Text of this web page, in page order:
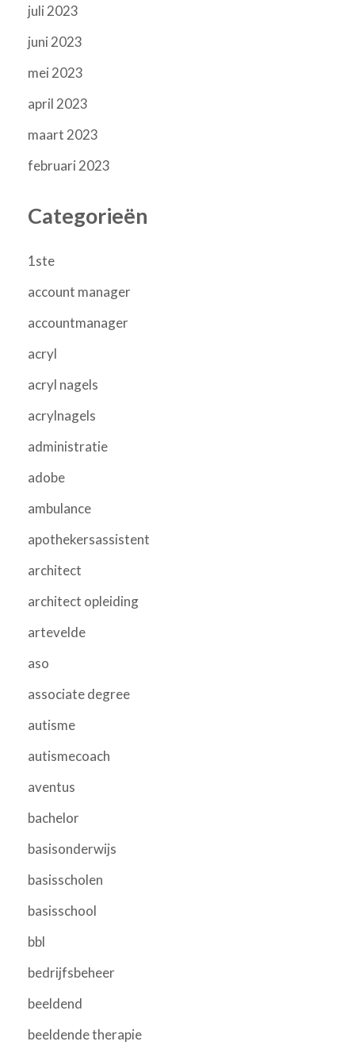
juli 2023
juni 2023
mei 2023
april 2023
maart 2023
februari 2023
Categorieën
1ste
account manager
accountmanager
acryl
acryl nagels
acrylnagels
administratie
adobe
ambulance
apothekersassistent
architect
architect opleiding
artevelde
aso
associate degree
autisme
autismecoach
aventus
bachelor
basisonderwijs
basisscholen
basisschool
bbl
bedrijfsbeheer
beeldend
beeldende therapie